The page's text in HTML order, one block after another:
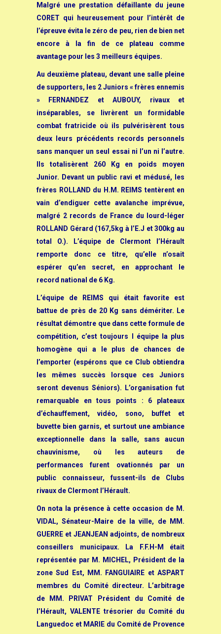
Malgré une prestation défaillante du jeune
CORET qui heureusement pour l’intérêt de
l’épreuve évita le zéro de peu, rien de bien net
encore à la fin de ce plateau comme
avantage pour les 3 meilleurs équipes.
Au deuxième plateau, devant une salle pleine
de supporters, les 2 Juniors « frères ennemis
» FERNANDEZ et AUBOUY, rivaux et
inséparables, se livrèrent un formidable
combat fratricide où ils pulvérisèrent tous
deux leurs précédents records personnels
sans manquer un seul essai ni l’un ni l’autre.
Ils totalisèrent 260 Kg en poids moyen
Junior. Devant un public ravi et médusé, les
frères ROLLAND du H.M. REIMS tentèrent en
vain d’endiguer cette avalanche imprévue,
malgré 2 records de France du lourd-léger
ROLLAND Gérard (167,5kg à l’E.J et 300kg au
total O.).
L’équipe de Clermont l’Hérault
remporte donc ce titre, qu’elle n’osait
espérer qu’en secret, en approchant le
record national de 6 Kg.
L’équipe de REIMS qui était favorite est
battue de près de 20 Kg sans démériter. Le
résultat démontre que dans cette formule de
compétition, c’est toujours l équipe la plus
homogène qui a le plus de chances de
l’emporter (espérons que ce Club obtiendra
les mêmes succès lorsque ces Juniors
seront devenus Séniors).
L’organisation fut
remarquable en tous points : 6 plateaux
d’échauffement, vidéo, sono, buffet et
buvette bien garnis, et surtout une ambiance
exceptionnelle dans la salle, sans aucun
chauvinisme, où les auteurs de
performances furent ovationnés par un
public connaisseur, fussent-ils de Clubs
rivaux de Clermont l’Hérault.
On nota la présence à cette occasion de M.
VIDAL, Sénateur-Maire de la ville, de MM.
GUERRE et JEANJEAN adjoints, de nombreux
conseillers municipaux. La F.F.H-M était
représentée par M. MICHEL, Président de la
zone Sud Est, MM. FANGUIAIRE et ASPART
membres du Comité directeur.
L’arbitrage
de MM. PRIVAT Président du Comité de
l’Hérault, VALENTE trésorier du Comité du
Languedoc et MARIE du Comité de Provence